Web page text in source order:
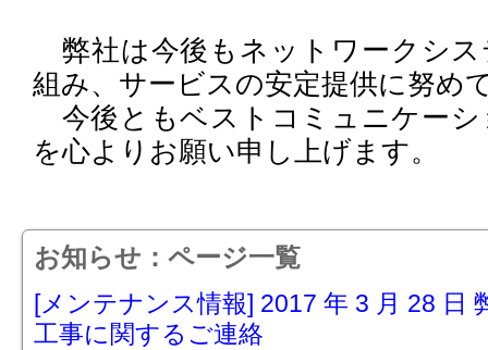
弊社は今後もネットワークシ
組み、サービスの安定提供に努め
今後ともベストコミュニケー
を心よりお願い申し上げます。
お知らせ：ページ一覧
[メンテナンス情報] 2017 年 3 月 28 日
工事に関するご連絡